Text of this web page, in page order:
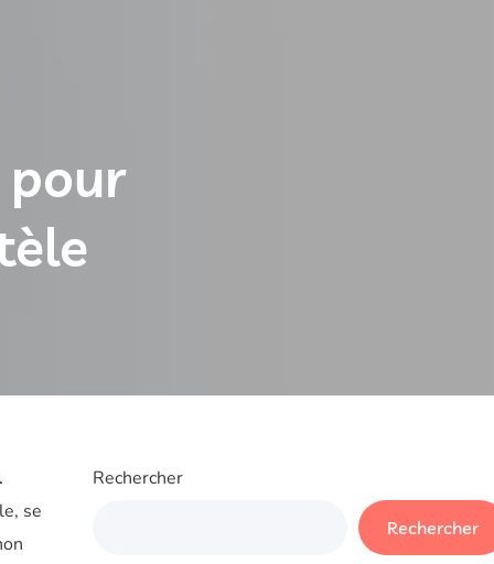
pour
se
Rechercher
Rechercher